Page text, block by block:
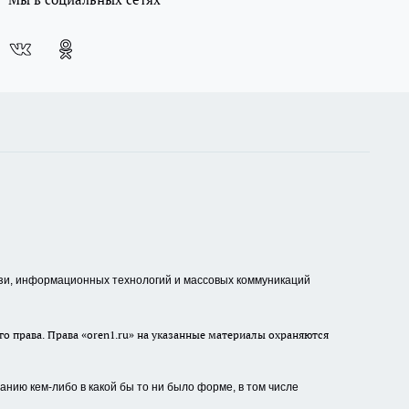
информационных технологий и массовых коммуникаций
Права «oren1.ru» на указанные материалы охраняются
кем-либо в какой бы то ни было форме, в том числе